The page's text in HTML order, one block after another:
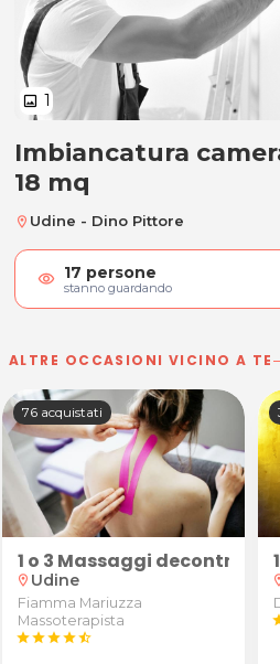
image 1
Imbiancatura
Imbiancatura
18 mq
location_on Udine - Dino Pittore
visibility 17 persone
stanno guardando
ALTRE OCCASIONI VICINO A TE
76 acquistati
1 o 3 Massaggi
location_on Udine
Fiamma Mariuzza
Massoterapista
starstarstarstarstar_half